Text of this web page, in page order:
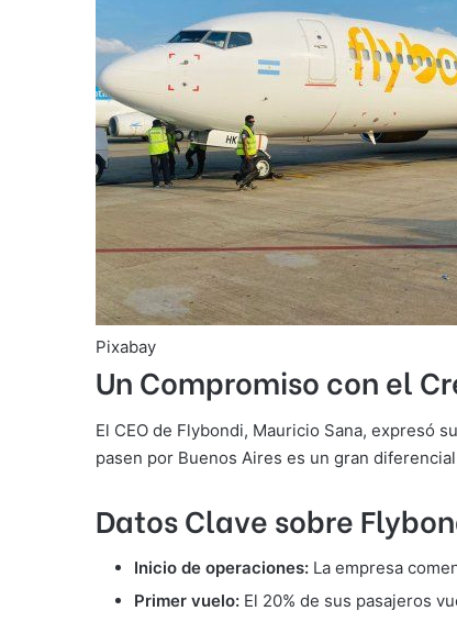
Pixabay
Un Compromiso con el
El CEO de Flybondi, Mauricio Sana, expresó
pasen por Buenos Aires es un gran
Datos Clave sobre
Inicio de operaciones: La empresa
Primer vuelo: El 20% de sus pasajeros